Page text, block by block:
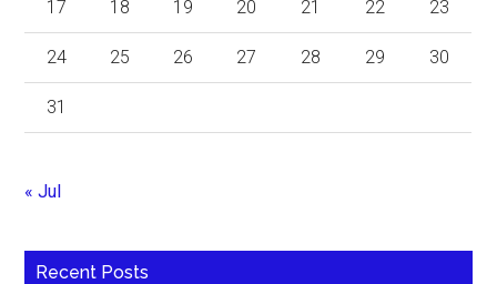
17 18 19 20 21 22 23
24 25 26 27 28 29 30
31
« Jul
Recent Posts